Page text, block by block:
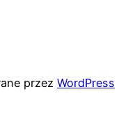
przez WordPress